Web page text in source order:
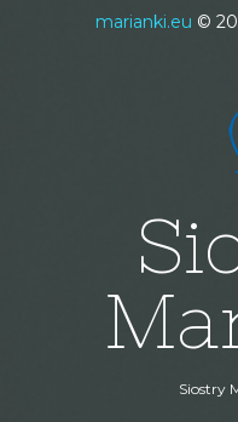
marianki.eu ©
Siostry